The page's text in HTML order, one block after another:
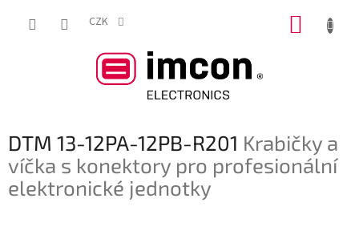
CZK
DTM 13-12PA-12PB-R201 Krabičky a
víčka s konektory pro profesionální
elektronické jednotky